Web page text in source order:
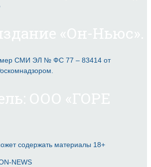
СМИ ЭЛ № ФС 77 – 83414 от
содержать материалы 18+
NEWS